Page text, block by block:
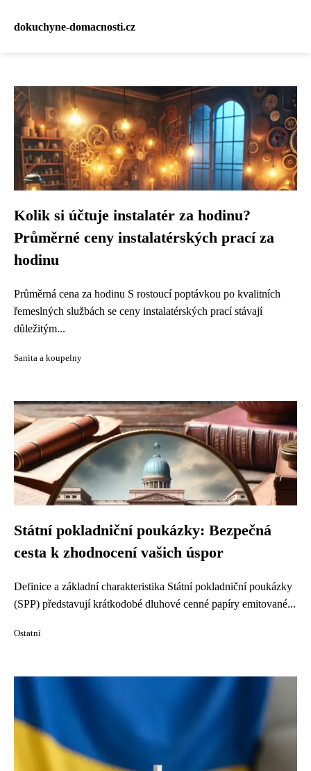
dokuchyne-domacnosti.cz
Kolik si účtuje instalatér za hodinu?
Průměrné ceny instalatérských prací za
hodinu
Průměrná cena za hodinu S rostoucí poptávkou po kvalitních
řemeslných službách se ceny instalatérských prací stávají
důležitým...
Sanita a koupelny
Státní pokladniční poukázky: Bezpečná
cesta k zhodnocení vašich úspor
Definice a základní charakteristika Státní pokladniční poukázky
(SPP) představují krátkodobé dluhové cenné papíry emitované...
Ostatní